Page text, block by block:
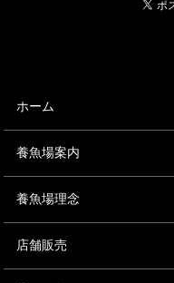
ホーム
養魚場案内
養魚場理念
店舗販売